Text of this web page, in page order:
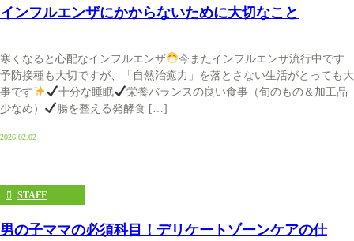
インフルエンザにかからないために大切なこと
寒くなると心配なインフルエンザ
今またインフルエンザ流行中です
予防接種も大切ですが、「自然治癒力」を落とさない生活がとっても大
事です
十分な睡眠
栄養バランスの良い食事（旬のもの＆加工品
少なめ）
腸を整える発酵食 […]
2026.02.02
STAFF
男の子ママの必須科目！デリケートゾーンケアの仕